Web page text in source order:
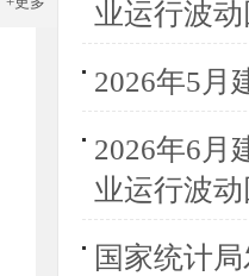
业运行波
2026年5月
2026年6
业运行波
国家统计